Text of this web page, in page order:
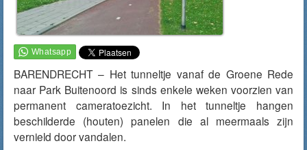
BARENDRECHT – Het tunneltje vanaf de Groene Rede
naar Park Buitenoord is sinds enkele weken voorzien van
permanent cameratoezicht. In het tunneltje hangen
beschilderde (houten) panelen die al meermaals zijn
vernield door vandalen.